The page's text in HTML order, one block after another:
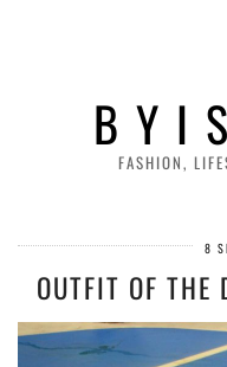
B Y I
FASHION,
8
OUTFIT OF